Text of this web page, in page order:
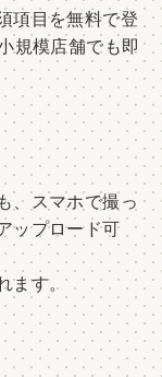
項目を無料で登
規模店舗でも即
、スマホで撮っ
ップロード可
ます。